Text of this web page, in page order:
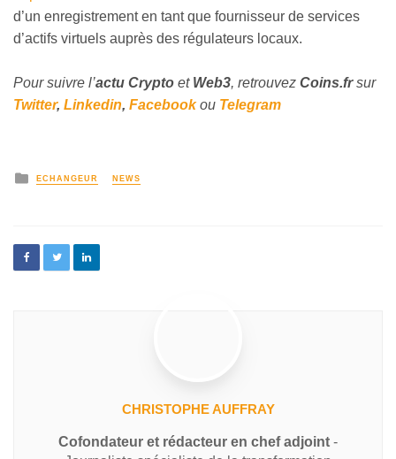
d’un enregistrement en tant que fournisseur de services
d’actifs virtuels auprès des régulateurs locaux.
Pour suivre l’actu Crypto et Web3, retrouvez Coins.frsur
Twitter, Linkedin, Facebookou Telegram
ECHANGEUR NEWS
CHRISTOPHE AUFFRAY
Cofondateur et rédacteur en chef adjoint -